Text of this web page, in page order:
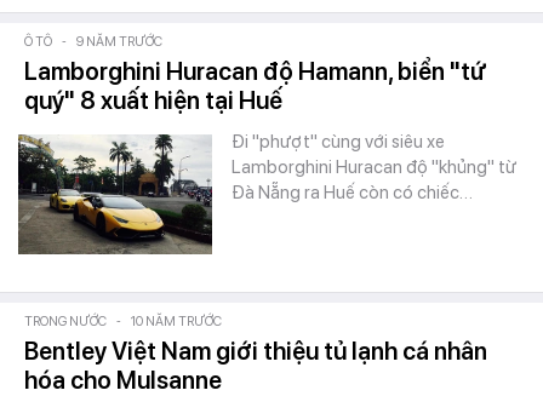
Ô TÔ - 9 NĂM TRƯỚC
Lamborghini Huracan độ Hamann, biển "tứ
quý" 8 xuất hiện tại Huế
Đi "phượt" cùng với siêu xe
Lamborghini Huracan độ "khủng" từ
Đà Nẵng ra Huế còn có chiếc…
TRONG NƯỚC - 10 NĂM TRƯỚC
Bentley Việt Nam giới thiệu tủ lạnh cá nhân
hóa cho Mulsanne